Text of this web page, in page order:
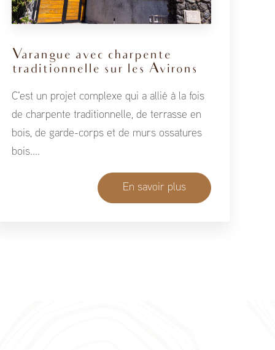
Varangue avec charpente
traditionnelle sur les Avirons
C'est un projet complexe qui a allié à la fois
de charpente traditionnelle, de terrasse en
bois, de garde-corps et de murs ossatures
bois....
En savoir plus